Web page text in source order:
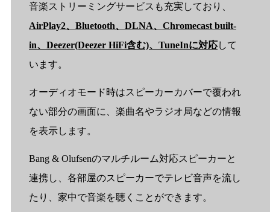
音楽ストリーミングサービスも充実しており、
AirPlay2、Bluetooth、DLNA、Chromecast built-
in、Deezer(Deezer HiFi含む)、TuneInに対応して
います。
オーディオモード時はスピーカーカバーで覆われ
ない部分の画面に、楽曲名やラジオ局などの情報
を表示します。
Bang & Olufsenのマルチルーム対応スピーカーと
連携し、各部屋のスピーカーでテレビ音声を流し
たり、家中で音楽を聴くことができます。